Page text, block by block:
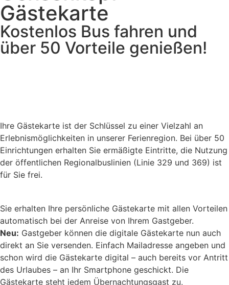
Gästekarte
Kostenlos Bus fahren und
über 50 Vorteile genießen!
Ihre Gästekarte ist der Schlüssel zu einer Vielzahl an
Erlebnismöglichkeiten in unserer Ferienregion. Bei über 50
Einrichtungen erhalten Sie ermäßigte Eintritte, die Nutzung
der öffentlichen Regionalbuslinien (Linie 329 und 369) ist
für Sie frei.
Sie erhalten Ihre persönliche Gästekarte mit allen Vorteilen
automatisch bei der Anreise von Ihrem Gastgeber.
Neu: Gastgeber können die digitale Gästekarte nun auch
direkt an Sie versenden. Einfach Mailadresse angeben und
schon wird die Gästekarte digital – auch bereits vor Antritt
des Urlaubes – an Ihr Smartphone geschickt. Die
Gästekarte steht jedem Übernachtungsgast zu.